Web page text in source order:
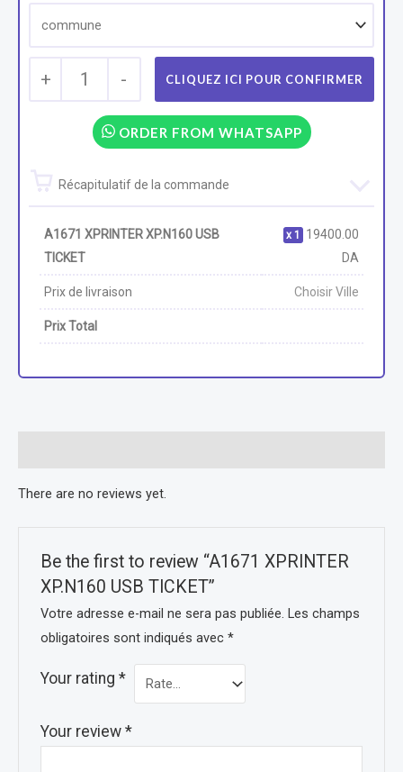
+ 1 -
ORDER FROM WHATSAPP
Récapitulatif de la commande
A1671 XPRINTER XP.N160 USB
TICKET
1
19400.00
DA
Prix de livraison Choisir Ville
Prix Total
There are no reviews yet.
Be the first to review “A1671 XPRINTER
XP.N160 USB TICKET”
Votre adresse e-mail ne sera pas publiée. Les champs
obligatoires sont indiqués avec*
Your rating*
Your review*